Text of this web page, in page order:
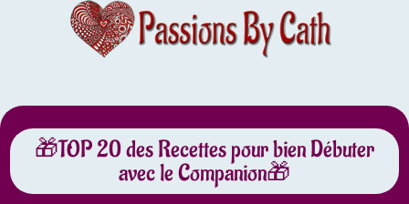
🎁TOP 20 des Recettes pour bien Débuter
avec le Companion🎁